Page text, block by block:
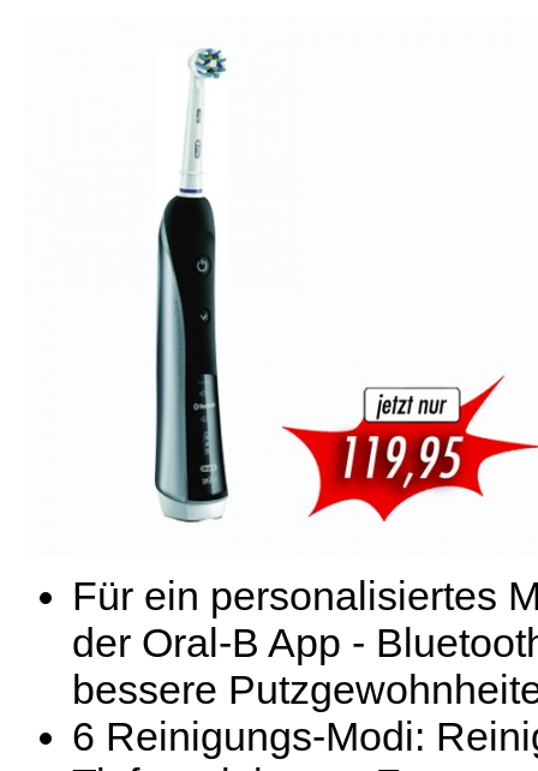
Für ein personalisiertes
der Oral-B App -
bessere
6 Reinigungs-Modi: